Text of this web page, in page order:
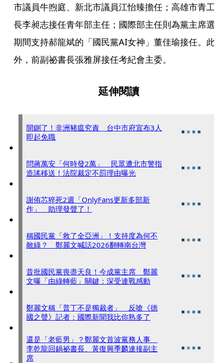
市議員牛煦庭、新北市議員江怡臻擔任；高雄市青工
長李昶志接任青年部主任；國際部主任則為黨主席選
期間支持郝龍斌的「國民黨AI女神」董佳瑜接任。此
外，前副祕書長張雅屏接任考紀會主委。
延伸閱讀
開鍘了！非洲豬瘟究責 台中市府宣布3人
即起免職
問蔣萬安「何時發2萬」 民眾遭北市警指
造謠移送！法院裁定不罰理由曝光
謝侑芯猝死2週「OnlyFans更新多部新
作」 助理發聲了！
稱國民黨「救了全亞洲」！支持度為何不
敵綠？ 鄭麗文喊話2026翻轉南台灣
昔批國民黨喪盡天良！今成黨主席 鄭麗
文曝「由綠轉藍」關鍵：深受連戰感動
鄭麗文稱「普丁不是獨裁者」 反嗆《德
國之聲》記者：國際新聞我比你熟多了
還是「老藍男」？鄭麗文首波黨務人事
李乾龍回鍋祕書長、黃復興季麟連接副主
席